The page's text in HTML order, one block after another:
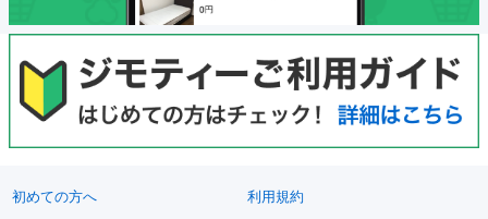
初めての方へ 利用規約